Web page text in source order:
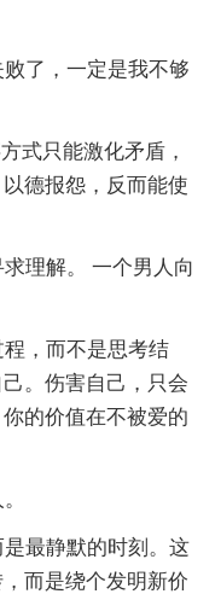
了，一定是我不够
式只能激化矛盾，
德报怨，反而能使
理解。 一个男人向
，而不是思考结
。伤害自己，只会
的价值在不被爱的
最静默的时刻。这
而是绕个发明新价